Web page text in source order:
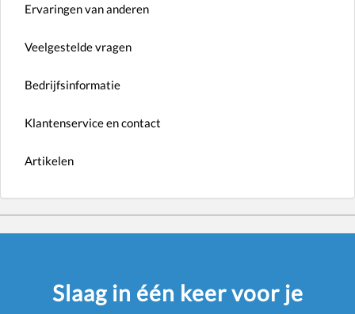
Ervaringen van anderen
Veelgestelde vragen
Bedrijfsinformatie
Klantenservice en contact
Artikelen
Slaag in één keer voor je